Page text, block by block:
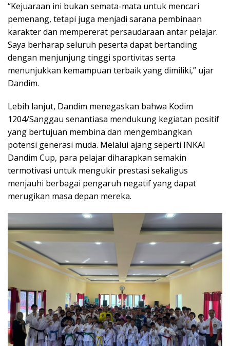
“Kejuaraan ini bukan semata-mata untuk mencari
pemenang, tetapi juga menjadi sarana pembinaan
karakter dan mempererat persaudaraan antar pelajar.
Saya berharap seluruh peserta dapat bertanding
dengan menjunjung tinggi sportivitas serta
menunjukkan kemampuan terbaik yang dimiliki,” ujar
Dandim.
Lebih lanjut, Dandim menegaskan bahwa Kodim
1204/Sanggau senantiasa mendukung kegiatan positif
yang bertujuan membina dan mengembangkan
potensi generasi muda. Melalui ajang seperti INKAI
Dandim Cup, para pelajar diharapkan semakin
termotivasi untuk mengukir prestasi sekaligus
menjauhi berbagai pengaruh negatif yang dapat
merugikan masa depan mereka.